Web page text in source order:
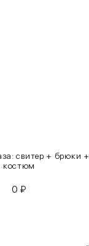
свитер + брюки +
костюм
0₽